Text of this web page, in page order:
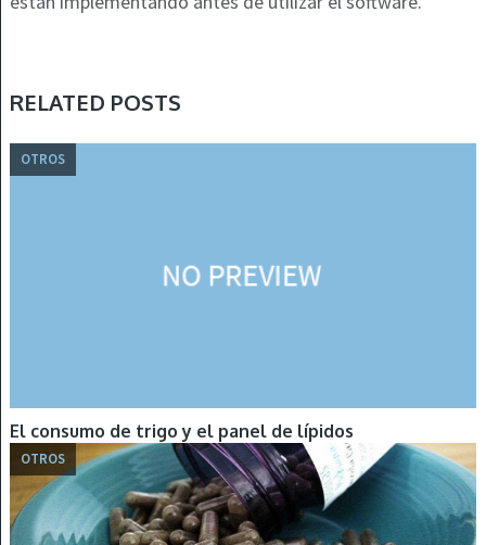
RELATED POSTS
OTROS
El consumo de trigo y el panel de lípidos
OTROS